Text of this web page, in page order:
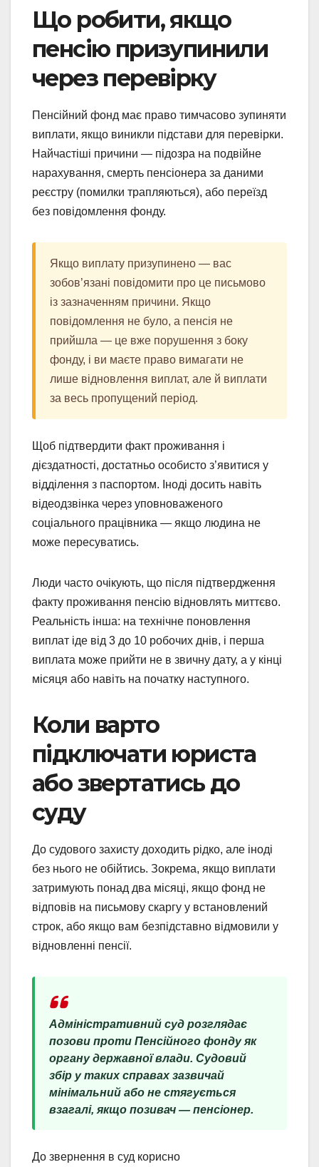
Що робити, якщо
пенсію призупинили
через перевірку
Пенсійний фонд має право тимчасово зупиняти
виплати, якщо виникли підстави для перевірки.
Найчастіші причини — підозра на подвійне
нарахування, смерть пенсіонера за даними
реєстру (помилки трапляються), або переїзд
без повідомлення фонду.
Якщо виплату призупинено — вас
зобов’язані повідомити про це письмово
із зазначенням причини. Якщо
повідомлення не було, а пенсія не
прийшла — це вже порушення з боку
фонду, і ви маєте право вимагати не
лише відновлення виплат, але й виплати
за весь пропущений період.
Щоб підтвердити факт проживання і
дієздатності, достатньо особисто з’явитися у
відділення з паспортом. Іноді досить навіть
відеодзвінка через уповноваженого
соціального працівника — якщо людина не
може пересуватись.
Люди часто очікують, що після підтвердження
факту проживання пенсію відновлять миттєво.
Реальність інша: на технічне поновлення
виплат іде від 3 до 10 робочих днів, і перша
виплата може прийти не в звичну дату, а у кінці
місяця або навіть на початку наступного.
Коли варто
підключати юриста
або звертатись до
суду
До судового захисту доходить рідко, але іноді
без нього не обійтись. Зокрема, якщо виплати
затримують понад два місяці, якщо фонд не
відповів на письмову скаргу у встановлений
строк, або якщо вам безпідставно відмовили у
відновленні пенсії.
Адміністративний суд розглядає
позови проти Пенсійного фонду як
органу державної влади. Судовий
збір у таких справах зазвичай
мінімальний або не стягується
взагалі, якщо позивач — пенсіонер.
До звернення в суд корисно